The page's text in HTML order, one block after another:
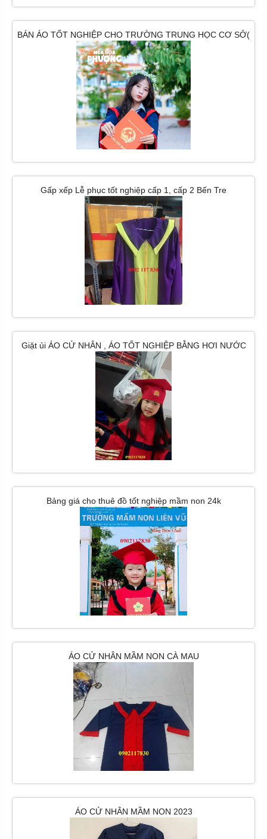
BÁN ÁO TỐT NGHIỆP CHO TRƯỜNG TRUNG HỌC CƠ SỞ(
HOÀNG HOA THÁM)
Gấp xếp Lễ phục tốt nghiệp cấp 1, cấp 2 Bến Tre
Giặt ủi ÁO CỬ NHÂN , ÁO TỐT NGHIỆP BẰNG HƠI NƯỚC
TẠI HCM
Bảng giá cho thuê đồ tốt nghiệp mầm non 24k
ÁO CỬ NHÂN MẦM NON CÀ MAU
ÁO CỬ NHÂN MẦM NON 2023